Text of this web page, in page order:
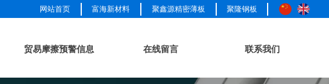
网站首页 富海新材料 聚鑫源精密薄板 聚隆钢板
贸易摩擦预警信息 在线留言 联系我们